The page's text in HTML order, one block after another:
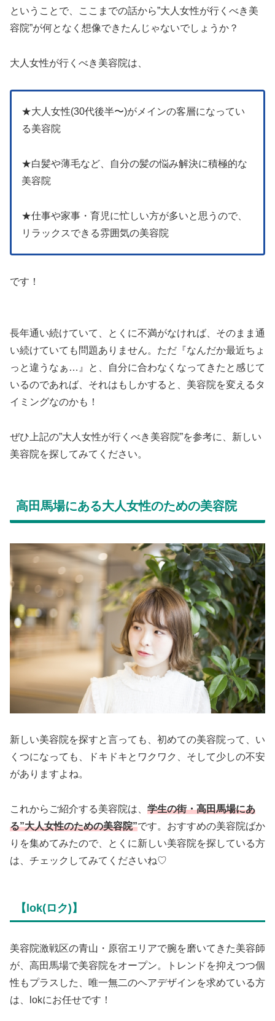
ということで、ここまでの話から”大人女性が行くべき美
容院”が何となく想像できたんじゃないでしょうか？
大人女性が行くべき美容院は、
★大人女性(30代後半〜)がメインの客層になってい
る美容院
★白髪や薄毛など、自分の髪の悩み解決に積極的な
美容院
★仕事や家事・育児に忙しい方が多いと思うので、
リラックスできる雰囲気の美容院
です！
長年通い続けていて、とくに不満がなければ、そのまま通
い続けていても問題ありません。ただ『なんだか最近ちょ
っと違うなぁ…』と、自分に合わなくなってきたと感じて
いるのであれば、それはもしかすると、美容院を変えるタ
イミングなのかも！
ぜひ上記の”大人女性が行くべき美容院”を参考に、新しい
美容院を探してみてください。
高田馬場にある大人女性のための美容院
新しい美容院を探すと言っても、初めての美容院って、い
くつになっても、ドキドキとワクワク、そして少しの不安
がありますよね。
これからご紹介する美容院は、 学生の街・高田馬場にあ
る”大人女性のための美容院”です。おすすめの美容院ばか
りを集めてみたので、とくに新しい美容院を探している方
は、チェックしてみてくださいね♡
【lok(ロク)】
美容院激戦区の青山・原宿エリアで腕を磨いてきた美容師
が、高田馬場で美容院をオープン。トレンドを抑えつつ個
性もプラスした、唯一無二のヘアデザインを求めている方
は、lokにお任せです！